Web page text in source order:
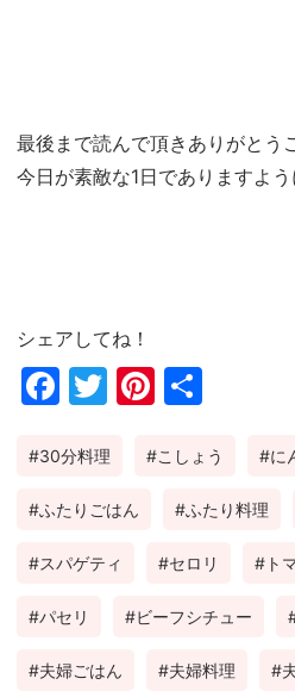
最後まで読んで頂きありがとう
今日が素敵な1日でありますよう
シェアしてね！
Fac
ok
Twi
Pin
est
30分料理 こしょう に
ふたりごはん ふたり料理
スパゲティ セロリ ト
パセリ ビーフシチュー
夫婦ごはん 夫婦料理